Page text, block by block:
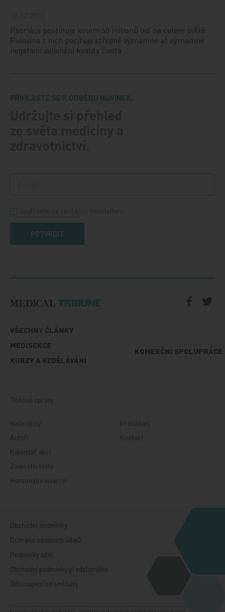
Psoriáza postihuje kolem 60 milionů lidí na celém světě.
Polovina z nich pociťuje středně významné až významné
negativní ovlivnění kvality života…
PŘIHLASTE SE K ODBĚRU NOVINEK.
POTVRDIT
VŠECHNY ČLÁNKY
MEDISEKCE
KURZY A VZDĚLÁVÁNÍ
KOMERČNÍ SPOLUPRÁCE
Tiskové zprávy
Naše tituly
Autoři
Kalendář akcí
Znalostní testy
Personální inzerce
Přihlášení
Kontakt
Obchodní podmínky
Ochrana osobních údajů
Podmínky užití
Obchodní podmínky předplatného
Odstoupení od smlouvy